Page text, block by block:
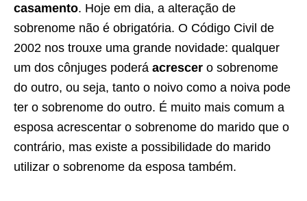
casamento. Hoje em dia, a alteração de
sobrenome não é obrigatória. O Código Civil de
2002 nos trouxe uma grande novidade: qualquer
um dos cônjuges poderá acrescer o sobrenome
do outro, ou seja, tanto o noivo como a noiva pode
ter o sobrenome do outro. É muito mais comum a
esposa acrescentar o sobrenome do marido que o
contrário, mas existe a possibilidade do marido
utilizar o sobrenome da esposa também.